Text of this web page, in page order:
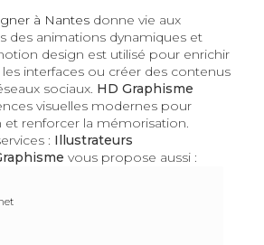
à Nantes donne vie aux
des animations dynamiques et
design est utilisé pour enrichir
les interfaces ou créer des contenus
sociaux. HD Graphisme
visuelles modernes pour
et renforcer la mémorisation.
: Illustrateurs
vous propose aussi :